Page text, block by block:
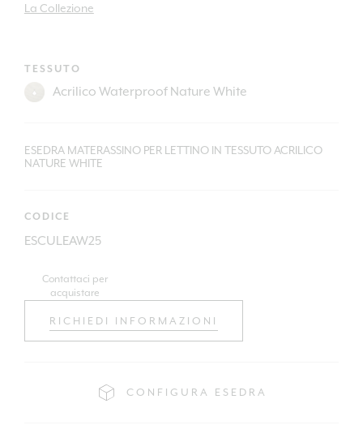
La Collezione
TESSUTO
ESEDRA MATERASSINO PER LETTINO IN TESSUTO ACRILICO
NATURE WHITE
CODICE
ESCULEAW25
Contattaci per
acquistare
RICHIEDI INFORMAZIONI
CONFIGURA ESEDRA